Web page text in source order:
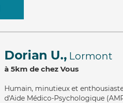
Dorian U., Lormont
à 5km de chez Vous
Humain, minutieux et
d'Aide Médico-Psychologique